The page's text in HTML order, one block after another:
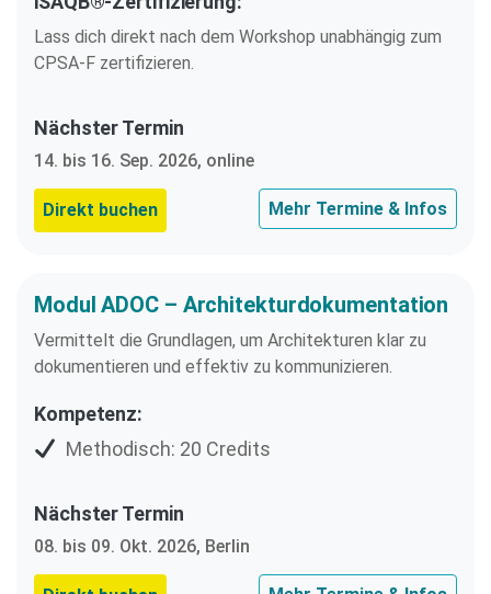
Lass dich direkt nach dem Workshop unabhängig zum
CPSA-F zertifizieren.
Nächster Termin
14. bis 16. Sep. 2026, online
Direkt buchen Mehr Termine & Infos
Modul ADOC – Architekturdokumentation
Vermittelt die Grundlagen, um Architekturen klar zu
dokumentieren und effektiv zu kommunizieren.
Kompetenz:
Methodisch: 20 Credits
Nächster Termin
08. bis 09. Okt. 2026, Berlin